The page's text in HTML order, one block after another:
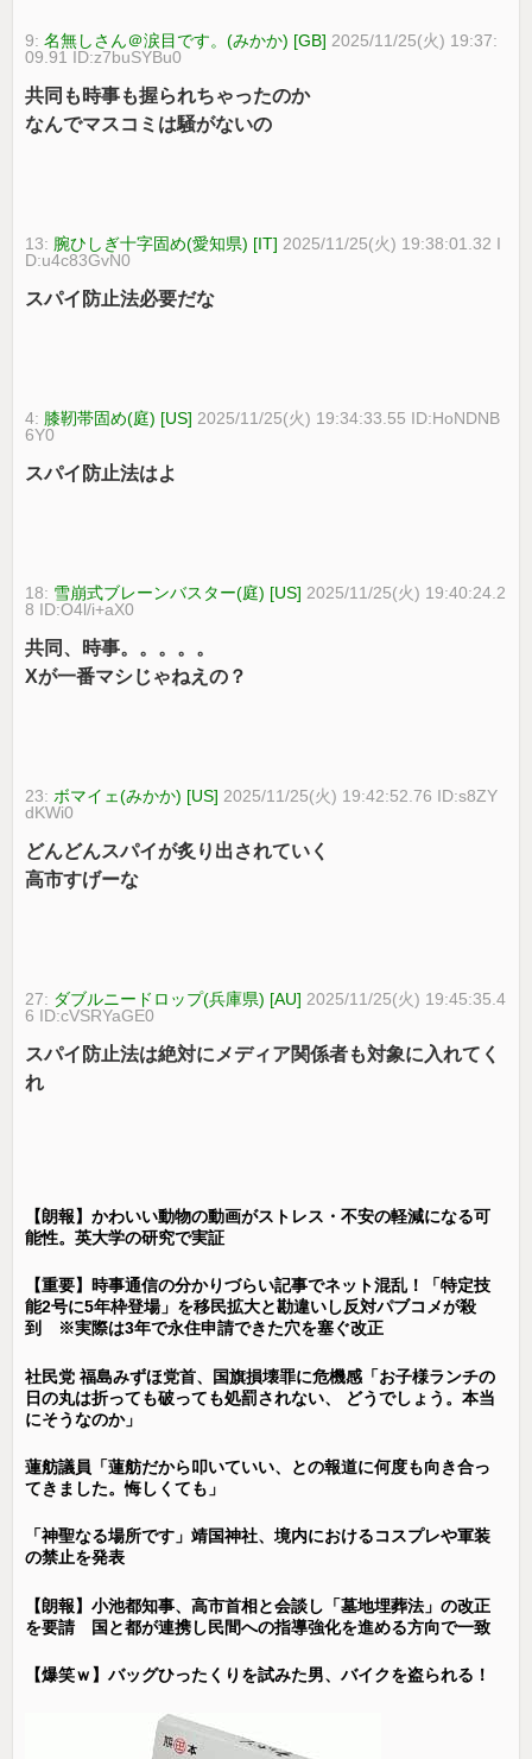
9:名無しさん＠涙目です。(みかか) [GB] 2025/11/25(火) 19:37:
09.91 ID:z7buSYBu0
共同も時事も握られちゃったのか
なんでマスコミは騒がないの
13: 腕ひしぎ十字固め(愛知県) [IT] 2025/11/25(火) 19:38:01.32 I
D:u4c83GvN0
スパイ防止法必要だな
4: 膝靭帯固め(庭) [US] 2025/11/25(火) 19:34:33.55 ID:HoNDNB
6Y0
スパイ防止法はよ
18: 雪崩式ブレーンバスター(庭) [US] 2025/11/25(火) 19:40:24.2
8 ID:O4l/i+aX0
共同、時事。。。。。
Xが一番マシじゃねえの？
23: ボマイェ(みかか) [US] 2025/11/25(火) 19:42:52.76 ID:s8ZY
dKWi0
どんどんスパイが炙り出されていく
高市すげーな
27: ダブルニードロップ(兵庫県) [AU] 2025/11/25(火) 19:45:35.4
6 ID:cVSRYaGE0
スパイ防止法は絶対にメディア関係者も対象に入れてく
れ
【朗報】かわいい動物の動画がストレス・不安の軽減になる可
能性。英大学の研究で実証
【重要】時事通信の分かりづらい記事でネット混乱！「特定技
能2号に5年枠登場」を移民拡大と勘違いし反対パブコメが殺
到 ※実際は3年で永住申請できた穴を塞ぐ改正
社民党 福島みずほ党首、国旗損壊罪に危機感「お子様ランチの
日の丸は折っても破っても処罰されない、 どうでしょう。本当
にそうなのか」
蓮舫議員「蓮舫だから叩いていい、との報道に何度も向き合っ
てきました。悔しくても」
「神聖なる場所です」靖国神社、境内におけるコスプレや軍装
の禁止を発表
【朗報】小池都知事、高市首相と会談し「墓地埋葬法」の改正
を要請 国と都が連携し民間への指導強化を進める方向で一致
【爆笑ｗ】バッグひったくりを試みた男、バイクを盗られる！